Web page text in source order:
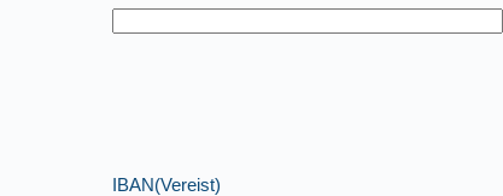
IBAN(Vereist)